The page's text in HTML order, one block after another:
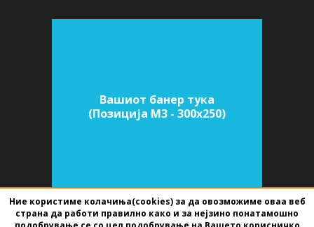
Вашиот банер тука
(Позиција M3 - 300х250)
Ние користиме колачиња(cookies) за да овозможиме оваа веб
страна да работи правилно како и за нејзино понатамошно